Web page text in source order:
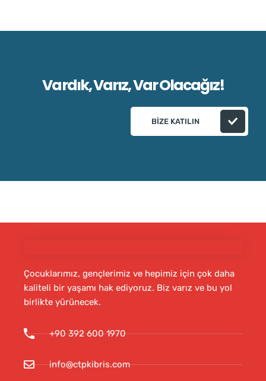
Vardık, Varız, Var Olacağız!
BIZE KATILIN
Çocuklarımız, gençlerimiz ve hepimiz için çok daha
kaliteli bir yaşamı hak ediyoruz. Biz varız ve bu yol
birlikte yürünecek.
+90 392 600 1970
info@ctpkibris.com